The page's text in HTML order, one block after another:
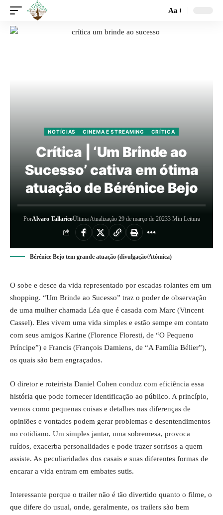
Aa
NOTÍCIAS CINEMA E STREAMING CRÍTICA
Crítica | ‘Um Brinde ao
Sucesso’ cativa em ótima
atuação de Bérénice Bejo
PorAlvaro TallaricoÚltima Atualização 29 de março de 20233 Min Leitura
Bérénice Bejo tem grande atuação (divulgação/Atômica)
O sobe e desce da vida representado por escadas rolantes em um
shopping. “Um Brinde ao Sucesso” traz o poder de observação
de uma mulher chamada Léa que é casada com Marc (Vincent
Cassel). Eles vivem uma vida simples e estão sempe em contato
com seus amigos Karine (Florence Floresti, de “O Pequeno
Príncipe”) e Francis (François Damiens, de “A Família Bélier”),
os quais são bem engraçados.
O diretor e roteirista Daniel Cohen conduz com eficiência essa
história que pode fornecer identificação ao público. A princípio,
vemos como pequenas coisas e detalhes nas diferenças de
opiniões e vontades podem gerar problemas e desentendimentos
no cotidiano. Um simples jantar, uma sobremesa, provoca
ruídos, exacerba personalidades e pode trazer sorrisos a quem
assiste. As peculiaridades dos casais e suas diferentes formas de
encarar a vida entram em embates sutis.
Interessante porque o trailer não é tão divertido quanto o filme, o
que difere do usual, onde, geralmente, os trailers são bem